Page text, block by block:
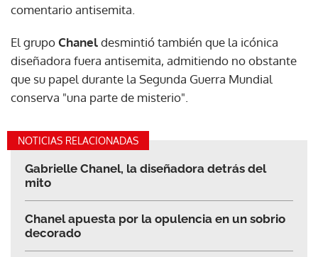
comentario antisemita.
El grupoChaneldesmintió también que la icónica
diseñadora fuera antisemita, admitiendo no obstante
que su papel durante la Segunda Guerra Mundial
conserva "una parte de misterio".
NOTICIAS RELACIONADAS
Gabrielle Chanel, la diseñadora detrás del
mito
Chanel apuesta por la opulencia en un sobrio
decorado